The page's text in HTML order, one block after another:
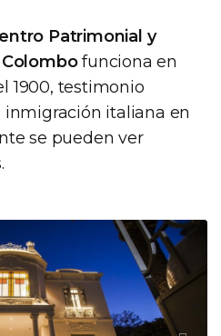
Patrimonial y
funciona en
1900, testimonio
italiana en
se pueden ver